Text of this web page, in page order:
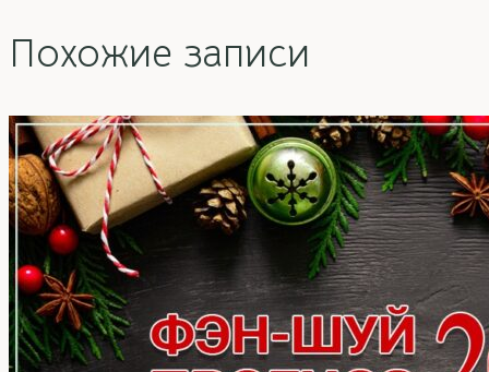
Похожие записи